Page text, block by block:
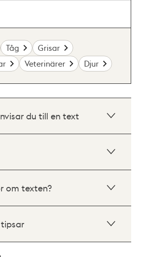
Tåg
Grisar
Veterinärer Djur
du till en text
om texten?